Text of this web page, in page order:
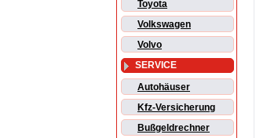
Toyota
Volkswagen
Volvo
SERVICE
Autohäuser
Kfz-Versicherung
Bußgeldrechner